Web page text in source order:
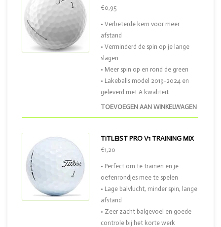
TOEVOEGEN AAN WINKELWAGEN
€0,95
• Verbeterde kern voor meer
afstand
• Verminderd de spin op je lange
slagen
• Meer spin op en rond de green
• Lakeballs model 2019-2024 en
geleverd met A kwaliteit
TITLEIST PRO V1 TRAINING MIX
€1,20
• Perfect om te trainen en je
oefenrondjes mee te spelen
• Lage balvlucht, minder spin, lange
afstand
• Zeer zacht balgevoel en goede
controle bij het korte werk